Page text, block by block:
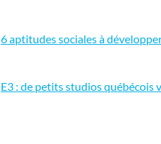
6 aptitudes sociales à
E3 : de petits studios québécois